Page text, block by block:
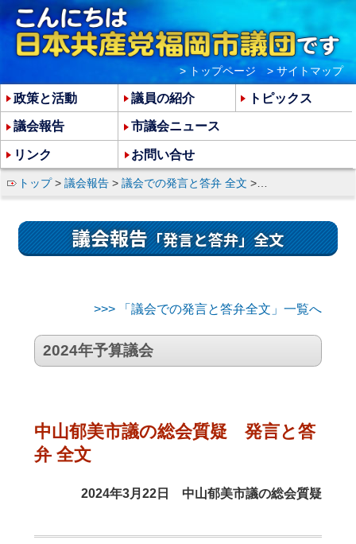
トップ> 議会報告 > 議会での発言と答弁 全文 > 中山郁美市議の総会質疑 発言と答弁全文
議会報告「発言と答弁」全文
>>> 「議会での発言と答弁全文」一覧へ
2024年予算議会
中山郁美市議の総会質疑 発言と答
弁 全文
2024年3月22日 中山郁美市議の総会質疑
政策と活動 議員の紹介 トピックス
議会報告 市議会ニュース
リンク お問い合せ
> トップページ > サイトマップ